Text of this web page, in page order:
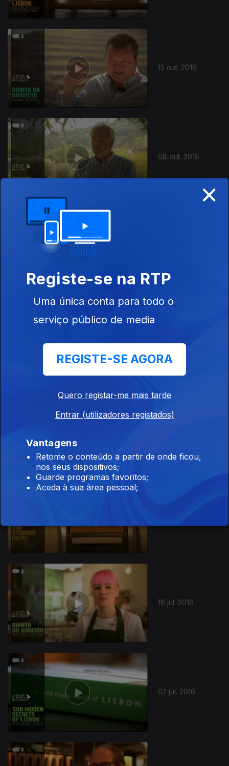
15 out. 2016
08 out. 2016
16 jul. 2016
02 jul. 2016
×
Registe-se na RTP
Uma única conta para todo o
serviço público de media
REGISTE-SE AGORA
Quero registar-me mais tarde
Entrar (utilizadores registados)
Vantagens
Retome o conteúdo a partir de onde ficou,
nos seus dispositivos;
Guarde programas favoritos;
Aceda à sua área pessoal;